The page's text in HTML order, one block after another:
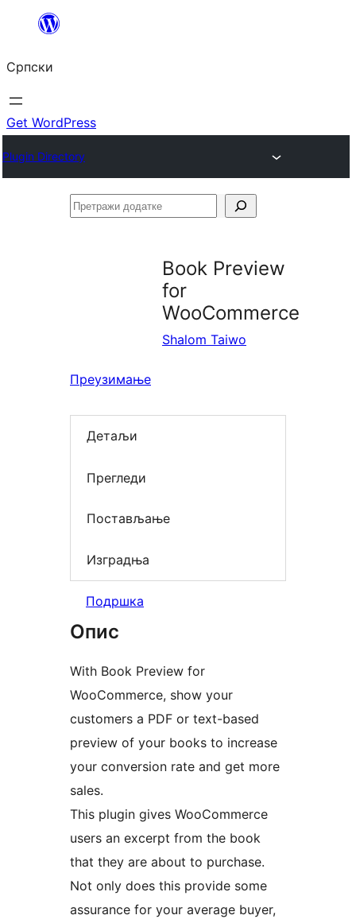
Скочи
садржај
Српски
Get WordPress
Plugin Directory
Претражи
Book Preview
for
WooCommerce
Shalom Taiwo
Преузимање
Детаљи
Прегледи
Постављање
Изградња
Подршка
Опис
With Book Preview for
WooCommerce, show your
customers a PDF or text-based
preview of your books to increase
your conversion rate and get more
sales.
This plugin gives WooCommerce
users an excerpt from the book
that they are about to purchase.
Not only does this provide some
assurance for your average buyer,